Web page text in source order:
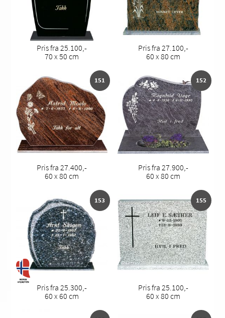
Pris fra 25.100,-
70 x 50 cm
Pris fra 27.100,-
60 x 80 cm
151
Pris fra 27.400,-
60 x 80 cm
152
Pris fra 27.900,-
60 x 80 cm
153
Pris fra 25.300,-
60 x 60 cm
155
Pris fra 25.100,-
60 x 80 cm